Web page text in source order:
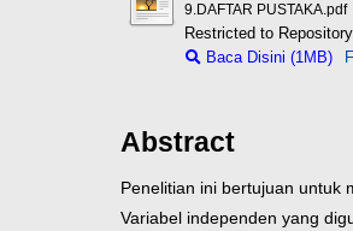
9.DAFTAR PUSTAKA.pdf
Restricted to
Baca Disini (1MB)
Abstract
Penelitian ini bertujuan untuk
Variabel independen yang